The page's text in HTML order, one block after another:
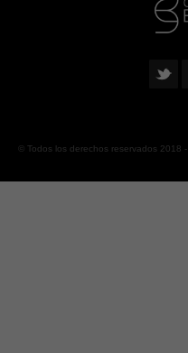
© Todos los derechos reservados 2018 -